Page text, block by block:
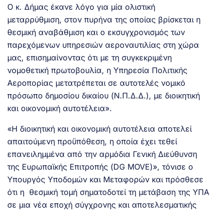
Ο κ. Δήμας έκανε λόγο για μία ολιστική
μεταρρύθμιση, στον πυρήνα της οποίας βρίσκεται η
θεσμική αναβάθμιση και ο εκσυγχρονισμός των
παρεχόμενων υπηρεσιών αεροναυτιλίας στη χώρα
μας, επισημαίνοντας ότι με τη συγκεκριμένη
νομοθετική πρωτοβουλία, η Υπηρεσία Πολιτικής
Αεροπορίας μετατρέπεται σε αυτοτελές νομικό
πρόσωπο δημοσίου δικαίου (Ν.Π.Δ.Δ.), με διοικητική
και οικονομική αυτοτέλεια».
«Η διοικητική και οικονομική αυτοτέλεια αποτελεί
απαιτούμενη προϋπόθεση, η οποία έχει τεθεί
επανειλημμένα από την αρμόδια Γενική Διεύθυνση
της Ευρωπαϊκής Επιτροπής (DG MOVE)», τόνισε ο
Υπουργός Υποδομών και Μεταφορών και πρόσθεσε
ότι η θεσμική τομή σηματοδοτεί τη μετάβαση της ΥΠΑ
σε μια νέα εποχή σύγχρονης και αποτελεσματικής